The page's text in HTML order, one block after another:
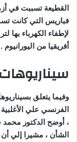
القطيعة تسببت في
فباريس التي كانت
لإطفاء الكهرباء بها
أفريقيا من اليورانيوم .
وفيما يتعلق
الفرنسي علي
، أوضح الدكتور
الشأن ، مشيرا إلي أن